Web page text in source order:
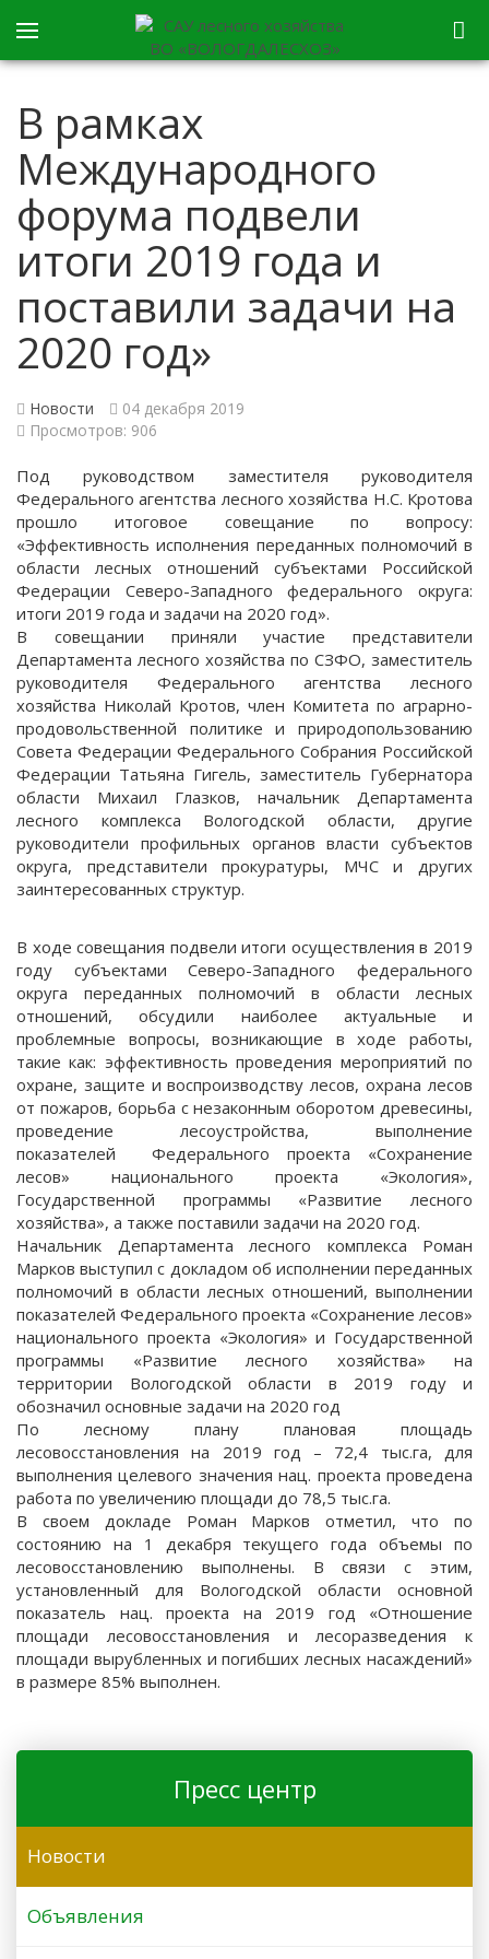
В рамках
Международного
форума подвели
итоги 2019 года и
поставили задачи на
2020 год»
Новости
04 декабря 2019
Просмотров: 906
Под руководством заместителя руководителя
Федерального агентства лесного хозяйства Н.С. Кротова
прошло итоговое совещание по вопросу:
«Эффективность исполнения переданных полномочий в
области лесных отношений субъектами Российской
Федерации Северо-Западного федерального округа:
итоги 2019 года и задачи на 2020 год».
В совещании приняли участие представители
Департамента лесного хозяйства по СЗФО, заместитель
руководителя Федерального агентства лесного
хозяйства Николай Кротов, член Комитета по аграрно-
продовольственной политике и природопользованию
Совета Федерации Федерального Собрания Российской
Федерации Татьяна Гигель, заместитель Губернатора
области Михаил Глазков, начальник Департамента
лесного комплекса Вологодской области, другие
руководители профильных органов власти субъектов
округа, представители прокуратуры, МЧС и других
заинтересованных структур.
В ходе совещания подвели итоги осуществления в 2019
году субъектами Северо-Западного федерального
округа переданных полномочий в области лесных
отношений, обсудили наиболее актуальные и
проблемные вопросы, возникающие в ходе работы,
такие как: эффективность проведения мероприятий по
охране, защите и воспроизводству лесов, охрана лесов
от пожаров, борьба с незаконным оборотом древесины,
проведение лесоустройства, выполнение
показателей Федерального проекта «Сохранение
лесов» национального проекта «Экология»,
Государственной программы «Развитие лесного
хозяйства», а также поставили задачи на 2020 год.
Начальник Департамента лесного комплекса Роман
Марков выступил с докладом об исполнении переданных
полномочий в области лесных отношений, выполнении
показателей Федерального проекта «Сохранение лесов»
национального проекта «Экология» и Государственной
программы «Развитие лесного хозяйства» на
территории Вологодской области в 2019 году и
обозначил основные задачи на 2020 год
По лесному плану плановая площадь
лесовосстановления на 2019 год – 72,4 тыс.га, для
выполнения целевого значения нац. проекта проведена
работа по увеличению площади до 78,5 тыс.га.
В своем докладе Роман Марков отметил, что по
состоянию на 1 декабря текущего года объемы по
лесовосстановлению выполнены. В связи с этим,
установленный для Вологодской области основной
показатель нац. проекта на 2019 год «Отношение
площади лесовосстановления и лесоразведения к
площади вырубленных и погибших лесных насаждений»
в размере 85% выполнен.
Пресс центр
Новости
Объявления